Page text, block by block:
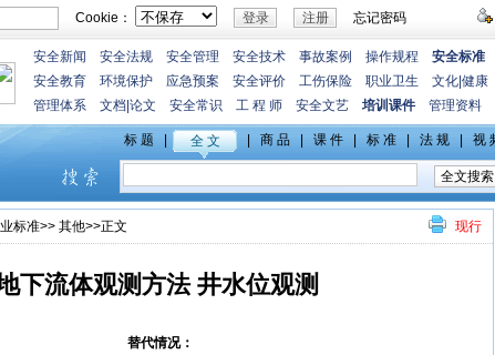
Cookie： 忘记密码
安全新闻 安全法规 安全管理 安全技术 事故案例 操作规程
安全标准
安全教育
环境保护 应急预案 安全评价 工伤保险 职业卫生 文化 健康
管理体系
文档 论文 安全常识 工 程 师 安全文艺 培训课件 管理资料
现行
标准>> 其他>>正文
下流体观测方法 井水位观测
替代情况：